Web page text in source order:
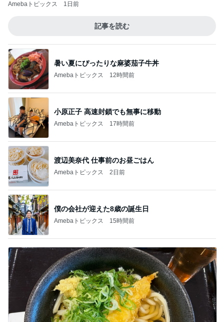
Amebaトピックス 1日前
記事を読む
暑い夏にぴったりな麻婆茄子牛丼
Amebaトピックス 12時間前
小原正子 高速封鎖でも無事に移動
Amebaトピックス 17時間前
渡辺美奈代 仕事前のお昼ごはん
Amebaトピックス 2日前
僕の会社が迎えた8歳の誕生日
Amebaトピックス 15時間前